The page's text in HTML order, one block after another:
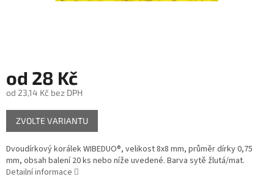
od 28 Kč
od 23,14 Kč bez DPH
Měrná
cena:
ZVOLTE VARIANTU
Dvoudírkový korálek WIBEDUO®, velikost 8x8 mm, průměr dírky 0,75
mm, obsah balení 20 ks nebo níže uvedené. Barva sytě žlutá/mat.
Detailní informace